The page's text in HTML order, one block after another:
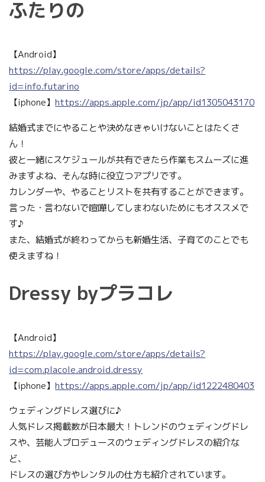
ふたりの
【Android】
https://play.google.com/store/apps/details?
id=info.futarino
【iphone】https://apps.apple.com/jp/app/id1305043170
結婚式までにやることや決めなきゃいけないことはたくさ
ん！
彼と一緒にスケジュールが共有できたら作業もスムーズに進
みますよね、そんな時に役立つアプリです。
カレンダーや、やることリストを共有することができます。
言った・言わないで喧嘩してしまわないためにもオススメで
す♪
また、結婚式が終わってからも新婚生活、子育てのことでも
使えますね！
Dressy byプラコレ
【Android】
https://play.google.com/store/apps/details?
id=com.placole.android.dressy
【iphone】https://apps.apple.com/jp/app/id1222480403
ウェディングドレス選びに♪
人気ドレス掲載数が日本最大！トレンドのウェディングドレ
スや、芸能人プロデュースのウェディングドレスの紹介な
ど、
ドレスの選び方やレンタルの仕方も紹介されています。